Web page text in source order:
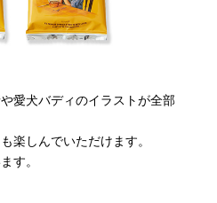
愛犬バディのイラストが全部
楽しんでいただけます。
す。